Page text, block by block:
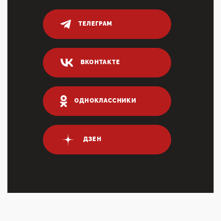
переводах по ...
03:35, 10 Апреля 2026
Суммарное вознаграждение менеджменту в 15
крупных банках по итогам 2025 года превысило 63
млрд руб. ...
03:01, 10 Апреля 2026
что союзники просили Киев не наносить удары по
энергети...
01:54, 10 Апреля 2026
ПрезидентПутинвчера вечером обьявил
Пасхальное перемирие с 16 часов субботы до конца
дня Воскресен...
01:09, 10 Апреля 2026
ТЕЛЕГРАМ
ВКОНТАКТЕ
ОДНОКЛАССНИКИ
ДЗЕН